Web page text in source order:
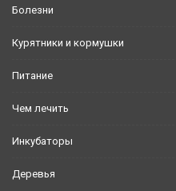
Болезни
Курятники и кормушки
Питание
Чем лечить
Инкубаторы
Деревья